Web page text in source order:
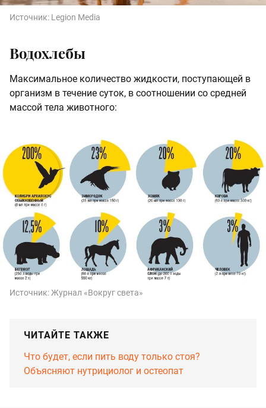
Источник: Legion Media
Водохлебы
Максимальное количество жидкости, поступающей в
организм в течение суток, в соотношении со средней
массой тела животного:
Источник:Журнал «Вокруг света»
ЧИТАЙТЕ ТАКЖЕ
Что будет, если пить воду только стоя?
Объясняют нутрициолог и остеопат